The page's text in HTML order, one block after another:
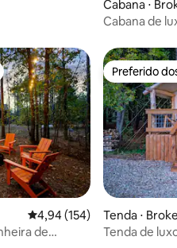
Cabana ⋅
Cabana de
4,94 de uma avaliação
4,94 (154)
de
Preferido
Preferido
Tenda ⋅
Tenda de